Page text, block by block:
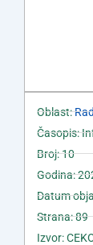
Oblast:
Časopis:
Broj: 10
Godina:
Datum
Strana: 89
Izvor: